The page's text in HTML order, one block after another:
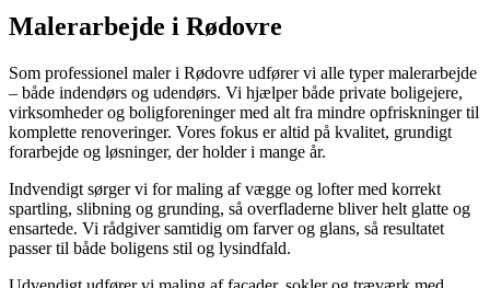
Malerarbejde i Rødovre
Som professionel maler i Rødovre udfører vi alle typer malerarbejde
– både indendørs og udendørs. Vi hjælper både private boligejere,
virksomheder og boligforeninger med alt fra mindre opfriskninger til
komplette renoveringer. Vores fokus er altid på kvalitet, grundigt
forarbejde og løsninger, der holder i mange år.
Indvendigt sørger vi for maling af vægge og lofter med korrekt
spartling, slibning og grunding, så overfladerne bliver helt glatte og
ensartede. Vi rådgiver samtidig om farver og glans, så resultatet
passer til både boligens stil og lysindfald.